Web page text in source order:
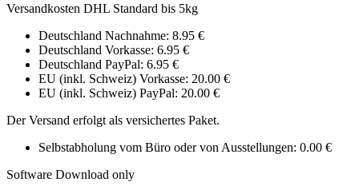
Versandkosten DHL Standard bis 5kg
Deutschland Nachnahme: 8.95 €
Deutschland Vorkasse: 6.95 €
Deutschland PayPal: 6.95 €
EU (inkl. Schweiz) Vorkasse: 20.00 €
EU (inkl. Schweiz) PayPal: 20.00 €
Der Versand erfolgt als versichertes Paket.
Selbstabholung vom Büro oder von Ausstellungen: 0.00 €
Software Download only